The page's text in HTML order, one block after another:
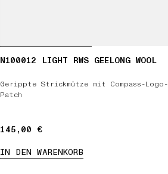
N100012 LIGHT RWS GEELONG WOOL
Gerippte Strickmütze mit Compass-Logo-
Patch
145,00 €
145,00 €
IN DEN WARENKORB